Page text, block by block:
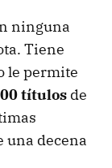
ninguna
Tiene
le permite
títulos de
una decena